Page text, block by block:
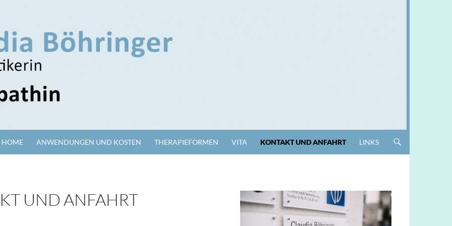
HOME ANWENDUNGEN UND KOSTEN THERAPIEFORMEN VITA KONTAKT UND ANFAHRT LINKS
UND ANFAHRT